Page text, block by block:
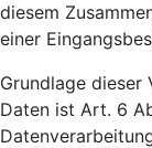
diesem
einer
Grundlage dieser
Daten ist Art. 6